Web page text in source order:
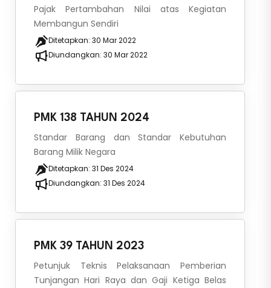
Pajak Pertambahan Nilai atas Kegiatan
Membangun Sendiri
Ditetapkan: 30 Mar 2022
Diundangkan: 30 Mar 2022
PMK 138 TAHUN 2024
Standar Barang dan Standar Kebutuhan
Barang Milik Negara
Ditetapkan: 31 Des 2024
Diundangkan: 31 Des 2024
PMK 39 TAHUN 2023
Petunjuk Teknis Pelaksanaan Pemberian
Tunjangan Hari Raya dan Gaji Ketiga Belas